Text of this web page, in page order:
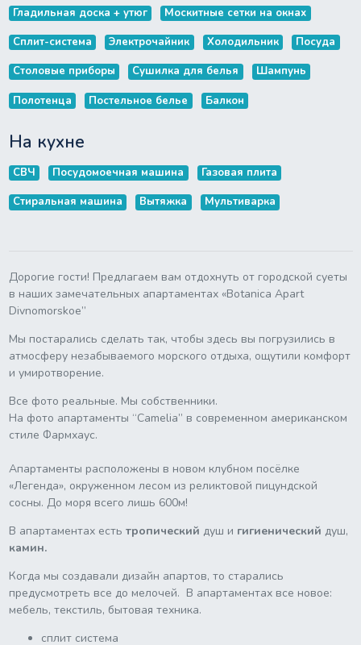
Гладильная доска + утюг Москитные сетки на окнах
Сплит-система Электрочайник Холодильник Посуда
Столовые приборы Сушилка для белья Шампунь
Полотенца Постельное белье Балкон
На кухне
СВЧ Посудомоечная машина Газовая плита
Стиральная машина Вытяжка Мультиварка
Дорогие гости! Предлагаем вам отдохнуть от городской суеты
в наших замечательных апартаментах «Botanica Apart
Divnomorskoe”
Мы постарались сделать так, чтобы здесь вы погрузились в
атмосферу незабываемого морского отдыха, ощутили комфорт
и умиротворение.
Все фото реальные. Мы собственники.
На фото апартаменты “Camelia” в современном американском
стиле Фармхаус.
Апартаменты расположены в новом клубном посёлке
«Легенда», окруженном лесом из реликтовой пицундской
сосны. До моря всего лишь 600м!
В апартаментах есть тропический душ и гигиенический душ,
камин.
Когда мы создавали дизайн апартов, то старались
предусмотреть все до мелочей. В апартаментах все новое:
мебель, текстиль, бытовая техника.
сплит система